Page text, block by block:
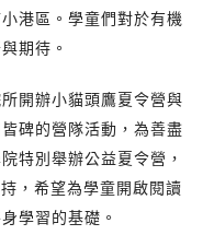
港區。學童們對於有機
期待。
開辦小貓頭鷹夏令營與
碑的營隊活動，為善盡
特別舉辦公益夏令營，
，希望為學童開啟閱讀
學習的基礎。